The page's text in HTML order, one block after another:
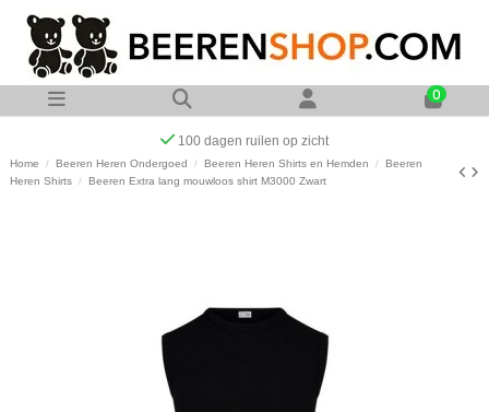
0
Op werkdagen voor 23:00 uur besteld zelfde dag
Home Beeren Heren Ondergoed Beeren Heren Shirts en Hemden
Beeren
Heren Shirts
Beeren Extra lang mouwloos shirt M3000 Zwart